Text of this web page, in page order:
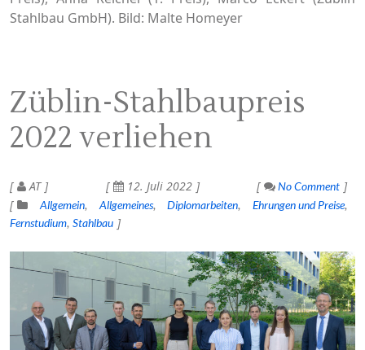
Stahlbau GmbH). Bild: Malte Homeyer
Züblin-Stahlbaupreis
2022 verliehen
AT 12. Juli 2022
No Comment
Allgemein
Allgemeines Diplomarbeiten
Ehrungen und Preise
Fernstudium Stahlbau